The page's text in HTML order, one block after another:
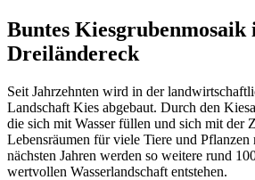
Buntes Kiesgrubenmosaik
Dreiländereck
Seit Jahrzehnten wird in der
Landschaft Kies abgebaut. Durch den
die sich mit Wasser füllen und sich mit der
Lebensräumen für viele Tiere und Pflanzen
nächsten Jahren werden so weitere rund
wertvollen Wasserlandschaft entstehen.